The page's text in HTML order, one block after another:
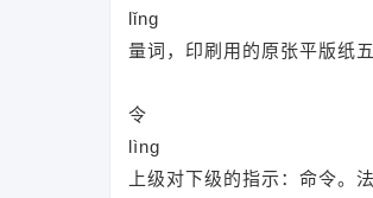
lǐng
量词，印刷用的原张平版纸
令
lìng
上级对下级的指示：命令。